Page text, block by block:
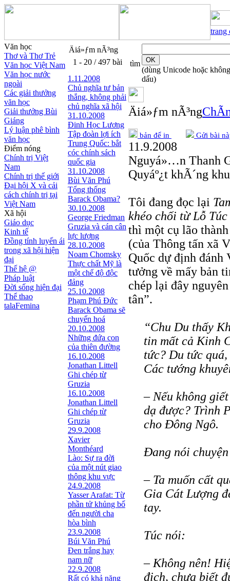
trang
Văn học
Thơ và Thơ Trẻ
Văn học Việt Nam
Văn học nước
ngoài
Các giải thưởng
văn học
Giải thưởng Bùi
Giáng
Lý luận phê bình
văn học
Điểm nóng
Chính trị Việt
Nam
Chính trị thế giới
Đại hội X và cải
cách chính trị tại
Việt Nam
Xã hội
Giáo dục
Kinh tế
Đồng tính luyến ái
trong xã hội hiện
đại
Thế hệ @
Pháp luật
Đời sống hiện đại
Thể thao
talaFemina
Äiá»ƒm nÃ³ng
1 - 20 / 497 bài
1.11.2008
Chủ nghĩa tư bản
thắng, không phải
chủ nghĩa xã hội
31.10.2008
Đinh Học Lương
Tập đoàn lợi ích
Trung Quốc: bắt
cóc chính sách
quốc gia
31.10.2008
Bùi Văn Phú
Tổng thống
Barack Obama?
30.10.2008
George Friedman
Gruzia và cán cân
lực lượng
28.10.2008
Noam Chomsky
Thực chất Mỹ là
một chế độ độc
đảng
25.10.2008
Phạm Phú Đức
Barack Obama sẽ
chuyển hoá
20.10.2008
Những đứa con
của thiên đường
16.10.2008
Jonathan Littell
Ghi chép từ
Gruzia
16.10.2008
Jonathan Littell
Ghi chép từ
Gruzia
29.9.2008
Xavier
Monthéard
Lào: Sự ra đời
của một nút giao
thông khu vực
24.9.2008
Yasser Arafat: Từ
phần tử khủng bố
đến người cha
hòa bình
23.9.2008
Búi Văn Phú
Đen trắng hay
nam nữ
22.9.2008
Rất có khả năng
tìm
(dùng Unicode hoặc không
dấu)
Äiá»ƒm nÃ³ng
bản để in Gửi bài
11.9.2008
Nguyá»…n Thanh
Quyáº¿t khÃ´ng
Tôi đang đọc lại
khéo chối từ Lỗ
thì một cụ lão
(của Thông tấn xã
Quốc dự định đánh
tưởng về mấy bản
chép lại đây
tân”.
“Chu Du thấy
tin mất cả Kinh
tức? Du tức
Các tướng
– Nếu không
dạ được? Trình
cho Đông Ngô.
Đang nói
– Ta muốn cất
Gia Cát Lượng
tay.
Túc nói:
– Không nên!
địch, chưa biết